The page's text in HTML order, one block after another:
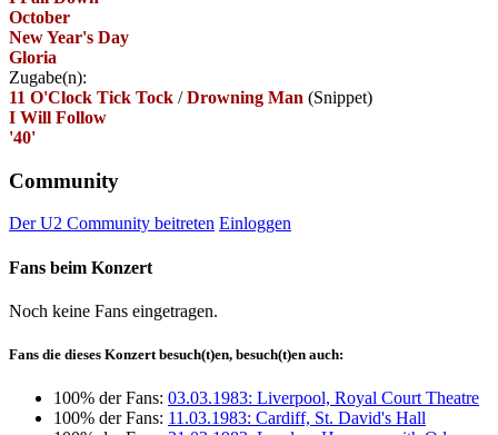
October
New Year's Day
Gloria
Zugabe(n):
11 O'Clock Tick Tock /Drowning Man (Snippet)
I Will Follow
'40'
Community
Der U2 Community beitreten Einloggen
Fans beim Konzert
Noch keine Fans eingetragen.
Fans die dieses Konzert besuch(t)en, besuch(t)en auch:
100% der Fans: 03.03.1983: Liverpool, Royal Court Theatre
100% der Fans: 11.03.1983: Cardiff, St. David's Hall